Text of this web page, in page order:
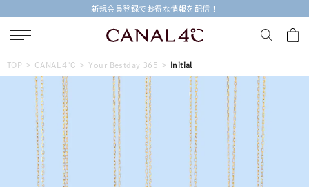
新規会員登録でお得な情報を配信！
人気検索キーワード
#summer #ダイヤモンド ネックレス #くまのプーさん
#ペア
TOP CANAL４℃ Your Bestday 365 Initial